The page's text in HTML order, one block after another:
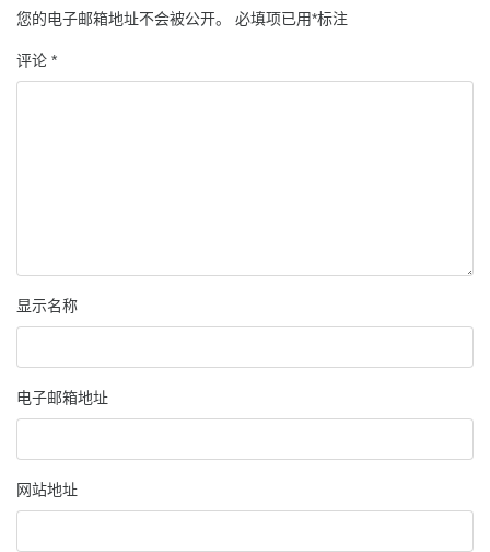
您的电子邮箱地址不会被公开。 必填项已用*标注
评论 *
显示名称
电子邮箱地址
网站地址